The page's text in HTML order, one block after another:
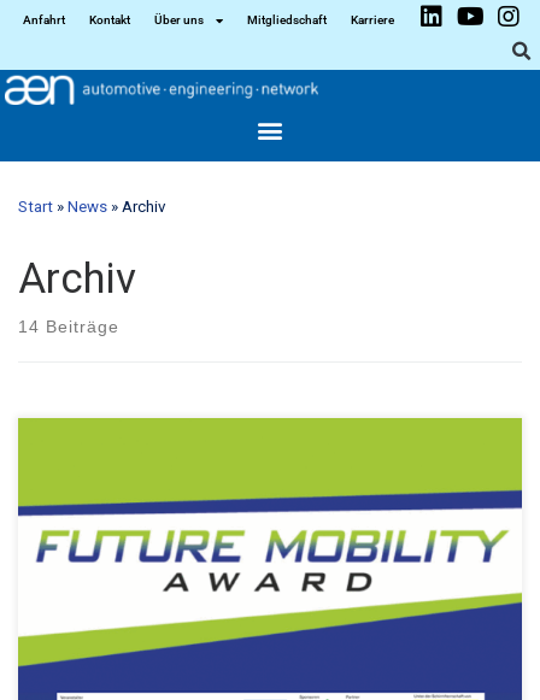
Anfahrt Kontakt Über uns Mitgliedschaft Karriere
Start » News » Archiv
Archiv
14 Beiträge
Driving visionary mobility forward - Apply now -